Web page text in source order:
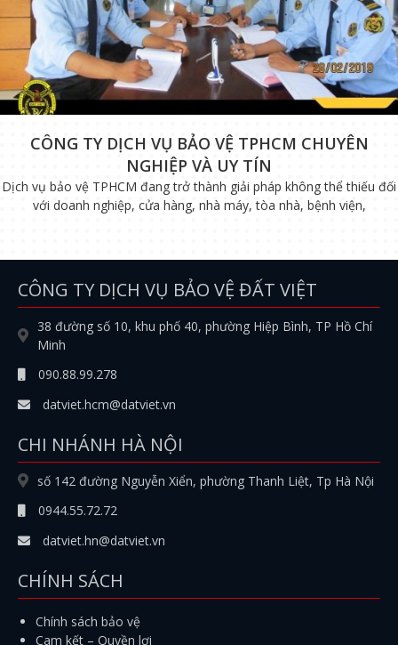
CÔNG TY DỊCH VỤ BẢO VỆ TPHCM CHUYÊN
NGHIỆP VÀ UY TÍN
Dịch vụ bảo vệ TPHCM đang trở thành giải pháp không thể thiếu đối
với doanh nghiệp, cửa hàng, nhà máy, tòa nhà, bệnh viện,
CÔNG TY DỊCH VỤ BẢO VỆ ĐẤT VIỆT
38 đường số 10, khu phố 40, phường Hiệp Bình, TP Hồ Chí
Minh
090.88.99.278
datviet.hcm@datviet.vn
CHI NHÁNH HÀ NỘI
số 142 đường Nguyễn Xiển, phường Thanh Liệt, Tp Hà Nội
0944.55.72.72
datviet.hn@datviet.vn
CHÍNH SÁCH
Chính sách bảo vệ
Cam kết – Quyền lợi